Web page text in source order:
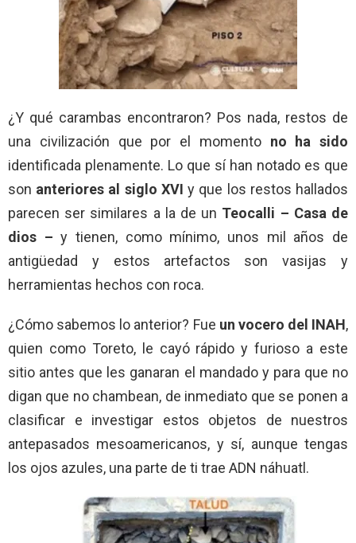
¿Y qué carambas encontraron? Pos nada, restos de
una civilización que por el momento no ha sido
identificada plenamente. Lo que sí han notado es que
son anteriores al siglo XVI y que los restos hallados
parecen ser similares a la de un Teocalli – Casa de
dios – y tienen, como mínimo, unos mil años de
antigüedad y estos artefactos son vasijas y
herramientas hechos con roca.
¿Cómo sabemos lo anterior? Fue un vocero del INAH,
quien como Toreto, le cayó rápido y furioso a este
sitio antes que les ganaran el mandado y para que no
digan que no chambean, de inmediato que se ponen a
clasificar e investigar estos objetos de nuestros
antepasados mesoamericanos, y sí, aunque tengas
los ojos azules, una parte de ti trae ADN náhuatl.